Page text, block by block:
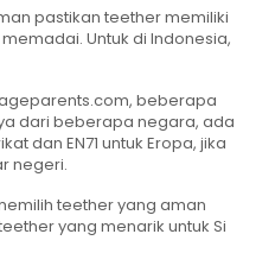
pastikan teether memiliki
Untuk di Indonesia,
beberapa
dari beberapa negara, ada
dan EN71 untuk Eropa, jika
negeri.
teether yang aman
yang menarik untuk Si